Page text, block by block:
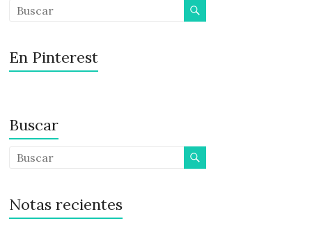
En Pinterest
Buscar
Notas recientes